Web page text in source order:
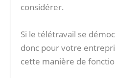
considérer.
Si le télétravail se
donc pour votre
cette manière de